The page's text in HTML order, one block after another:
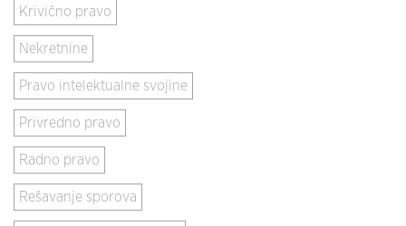
Krivično pravo
Nekretnine
Pravo intelektualne svojine
Privredno pravo
Radno pravo
Rešavanje sporova